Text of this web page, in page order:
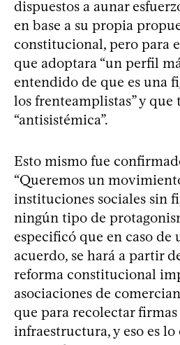
dispuestos a aunar
en base a su propia
constitucional, pero para
que adoptara “un perfil
entendido de que es una
los frenteamplistas” y
“antisistémica”.
Esto mismo fue
“Queremos un
instituciones sociales sin
ningún tipo de
especificó que en caso de
acuerdo, se hará a partir
reforma constitucional
asociaciones de
que para recolectar firmas
infraestructura, y eso es